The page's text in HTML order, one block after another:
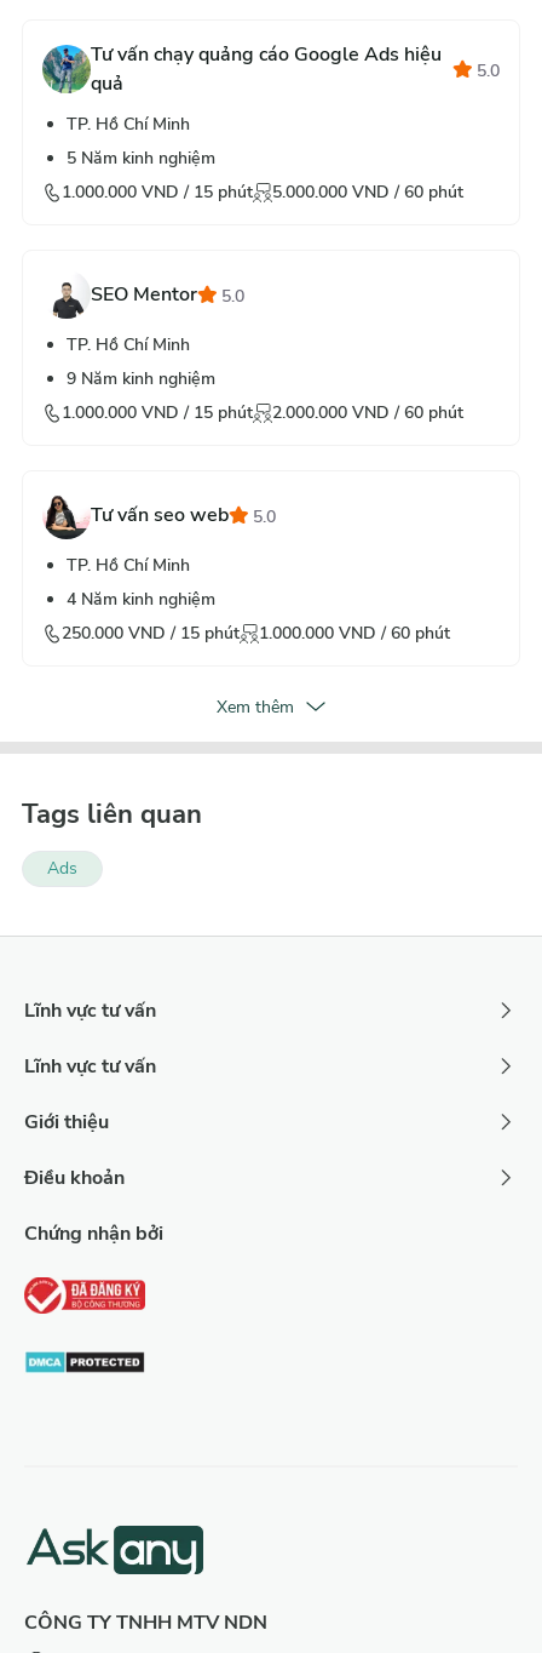
Tư vấn chạy quảng cáo Google Ads hiệu
quả
5.0
TP. Hồ Chí Minh
5 Năm kinh nghiệm
1.000.000 VND / 15 phút 5.000.000 VND /60 phút
SEO Mentor 5.0
TP. Hồ Chí Minh
9 Năm kinh nghiệm
1.000.000 VND / 15 phút 2.000.000 VND /60 phút
Tư vấn seo web 5.0
TP. Hồ Chí Minh
4 Năm kinh nghiệm
250.000 VND / 15 phút 1.000.000 VND /60 phút
Xem thêm
Tags liên quan
Ads
Lĩnh vực tư vấn
Lĩnh vực tư vấn
Giới thiệu
Điều khoản
Chứng nhận bởi
CÔNG TY TNHH MTV NDN